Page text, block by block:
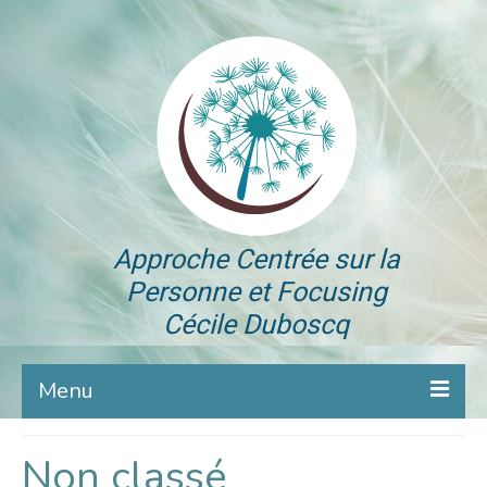
Approche Centrée sur la
Personne et Focusing
Cécile Duboscq
Menu